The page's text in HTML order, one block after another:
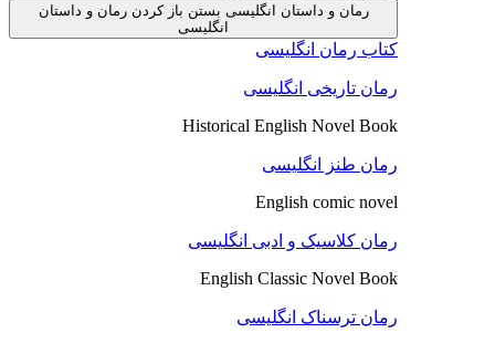
رمان و داستان انگلیسی بستن باز کردن رمان و داستان
انگلیسی
کتاب رمان انگلیسی
رمان تاریخی انگلیسی
Historical English Novel Book
رمان طنز انگلیسی
English comic novel
رمان کلاسیک و ادبی انگلیسی
English Classic Novel Book
رمان ترسناک انگلیسی